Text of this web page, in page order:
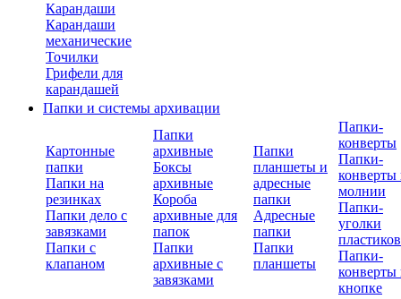
Карандаши
Карандаши
механические
Точилки
Грифели для
карандашей
Папки и системы архивации
Картонные
папки
Папки на
резинках
Папки дело с
завязками
Папки с
клапаном
Папки
архивные
Боксы
архивные
Короба
архивные для
папок
Папки
архивные с
завязками
Папки
планшеты и
адресные
папки
Адресные
папки
Папки
планшеты
Папки-
конверты
Папки-
конверты
молнии
Папки-
уголки
Папки-
конверты
кнопке